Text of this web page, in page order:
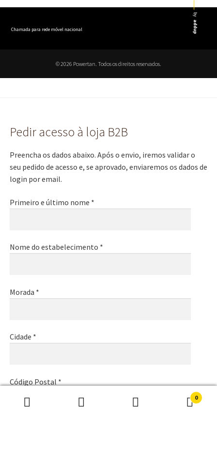
Chamada para rede móvel nacional
by
addup
Pesquisar
Pesquisa
0
© 2026 Powertan. Todos os direitos reservados.
Pedir acesso à loja B2B
Preencha os dados abaixo. Após o envio, iremos validar o
seu pedido de acesso e, se aprovado, enviaremos os dados de
login por email.
Primeiro e último nome *
Nome do estabelecimento *
Morada *
Cidade *
Código Postal *